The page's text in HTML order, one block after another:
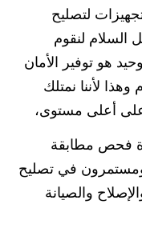
لتصليح
السلام لنقوم
هو توفير الأمان
لأننا نمتلك
أعلى مستوى،
فحص مطابقة
ومستمرون في تصليح
والصيانة